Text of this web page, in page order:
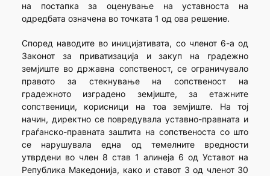
на постапка за оценување на уставноста на
одредбата означена во точката 1 од ова решение.
Според наводите во иницијативата, со членот 6-а од
Законот за приватизација и закуп на градежно
земјиште во државна сопственост, се ограничувало
правото за стекнување на сопственост на
градежното изградено земјиште, за етажните
сопственици, корисници на тоа земјиште. На тој
начин, директно се повредувала уставно-правната и
граѓанско-правната заштита на сопственоста со што
се нарушувала една од темелните вредности
утврдени во член 8 став 1 алинеја 6 од Уставот на
Република Македонија, како и ставот 3 од членот 30